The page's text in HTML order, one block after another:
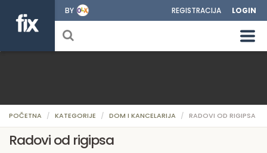
BY REGISTRACIJA LOGIN
POČETNA KATEGORIJE DOM I KANCELARIJA RADOVI OD RIGIPSA
Radovi od rigipsa